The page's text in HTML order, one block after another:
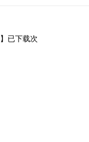
】已下载次